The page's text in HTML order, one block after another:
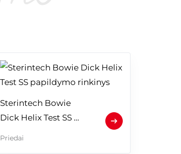
Sterintech Bowie
Dick Helix Test SS
Priedai